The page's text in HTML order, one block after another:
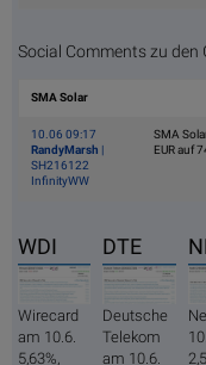
Social Comments zu
SMA Solar
10.06 09:17
RandyMarsh |
SH216122
InfinityWW
SMA
EUR auf
WDI
Wirecard
am 10.6.
5,63%,
DTE
Deutsche
Telekom
am 10.6.